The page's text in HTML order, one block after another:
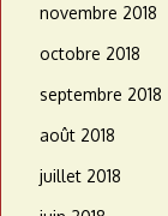
novembre 2018
octobre 2018
septembre 2018
août 2018
juillet 2018